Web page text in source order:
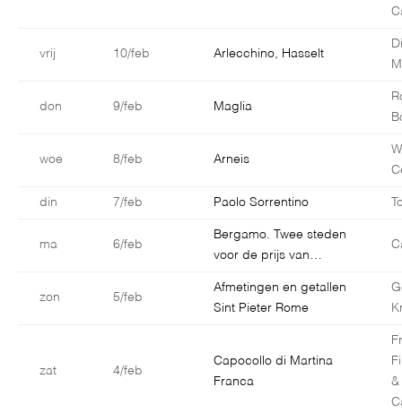
vrij 10/feb Arlecchino, Hasselt
don 9/feb Maglia
woe 8/feb Arneis
din 7/feb Paolo Sorrentino
ma 6/feb
Bergamo. Twee steden
voor de prijs van…
zon 5/feb
Afmetingen en getallen
Sint Pieter Rome
zat 4/feb
Capocollo di Martina
Franca
&